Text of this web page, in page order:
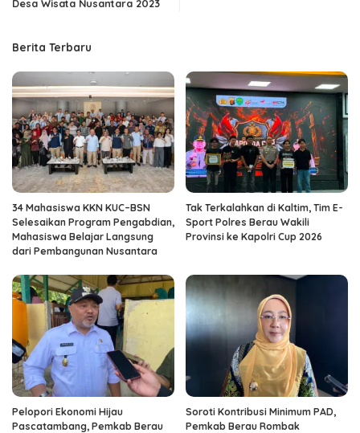
Desa Wisata Nusantara 2023
Berita Terbaru
34 Mahasiswa KKN KUC–BSN
Selesaikan Program Pengabdian,
Mahasiswa Belajar Langsung
dari Pembangunan Nusantara
Tak Terkalahkan di Kaltim, Tim E-
Sport Polres Berau Wakili
Provinsi ke Kapolri Cup 2026
Pelopori Ekonomi Hijau
Pascatambang, Pemkab Berau
Soroti Kontribusi Minimum PAD,
Pemkab Berau Rombak